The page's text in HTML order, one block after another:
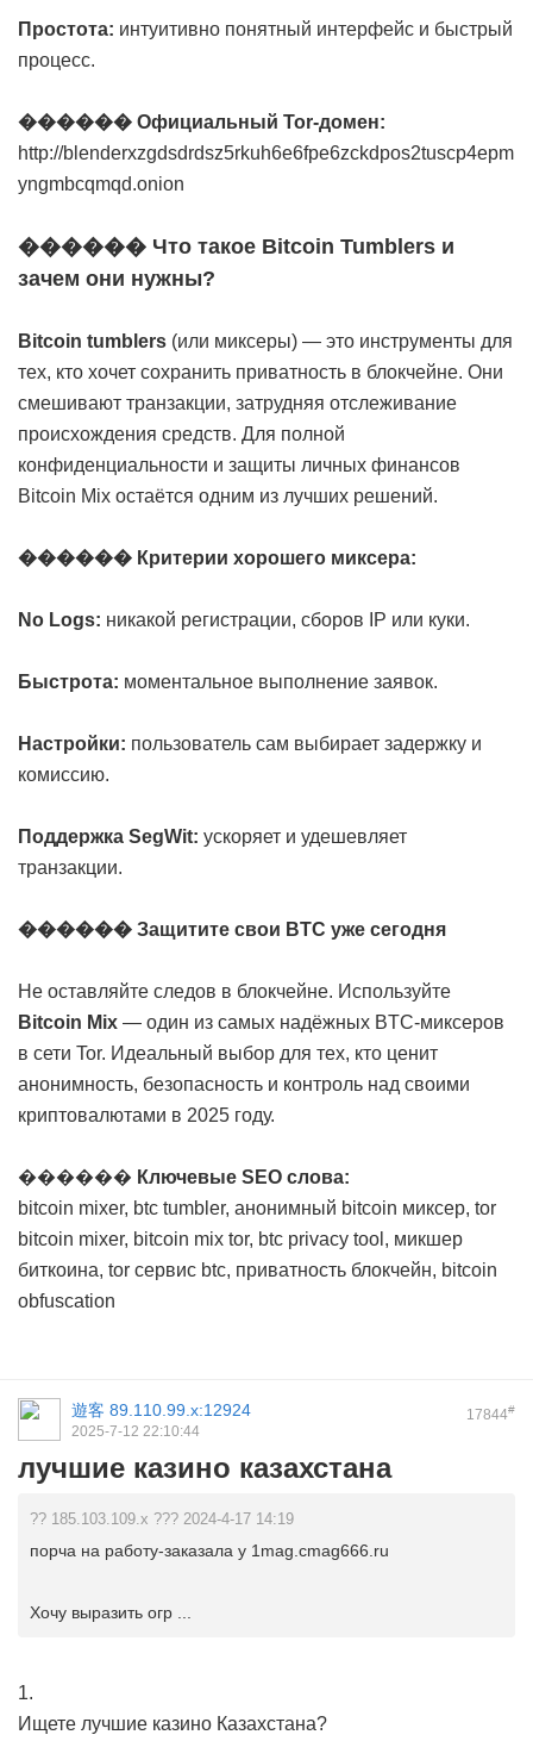
Простота: интуитивно понятный интерфейс и быстрый
процесс.
������ Официальный Tor-домен:
http://blenderxzgdsdrdsz5rkuh6e6fpe6zckdpos2tuscp4epm
yngmbcqmqd.onion
������ Что такое Bitcoin Tumblers и
зачем они нужны?
Bitcoin tumblers (или миксеры) — это инструменты для
тех, кто хочет сохранить приватность в блокчейне. Они
смешивают транзакции, затрудняя отслеживание
происхождения средств. Для полной
конфиденциальности и защиты личных финансов
Bitcoin Mix остаётся одним из лучших решений.
������ Критерии хорошего миксера:
No Logs: никакой регистрации, сборов IP или куки.
Быстрота: моментальное выполнение заявок.
Настройки: пользователь сам выбирает задержку и
комиссию.
Поддержка SegWit: ускоряет и удешевляет
транзакции.
������ Защитите свои BTC уже сегодня
Не оставляйте следов в блокчейне. Используйте
Bitcoin Mix — один из самых надёжных BTC-миксеров
в сети Tor. Идеальный выбор для тех, кто ценит
анонимность, безопасность и контроль над своими
криптовалютами в 2025 году.
������ Ключевые SEO слова:
bitcoin mixer, btc tumbler, анонимный bitcoin миксер, tor
bitcoin mixer, bitcoin mix tor, btc privacy tool, микшер
биткоина, tor сервис btc, приватность блокчейн, bitcoin
obfuscation
17844#
遊客 89.110.99.x:12924
2025-7-12 22:10:44
лучшие казино казахстана
?? 185.103.109.x ??? 2024-4-17 14:19
порча на работу-заказала у 1mag.cmag666.ru
Хочу выразить огр ...
1.
Ищете лучшие казино Казахстана?